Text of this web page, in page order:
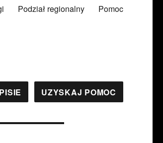
Podział regionalny Pomoc
UZYSKAJ POMOC